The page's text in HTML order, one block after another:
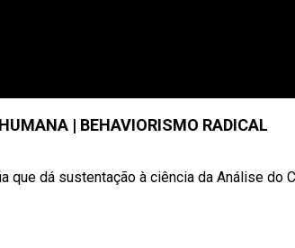
| BEHAVIORISMO RADICAL
dá sustentação à ciência da Análise do